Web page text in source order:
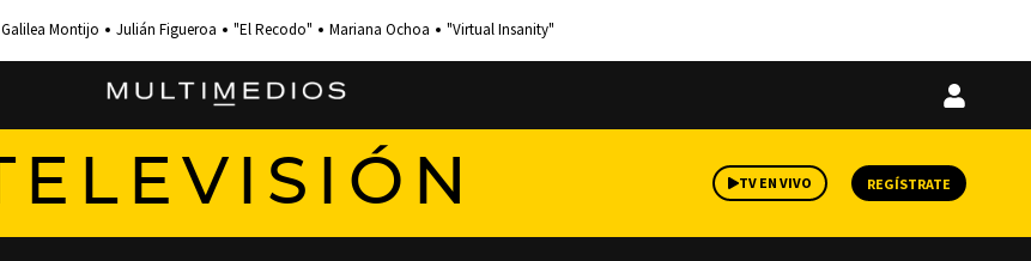
Galilea Montijo Julián Figueroa "El Recodo" Mariana Ochoa "Virtual Insanity"
Iniciar
TV EN VIVO REGÍSTRATE